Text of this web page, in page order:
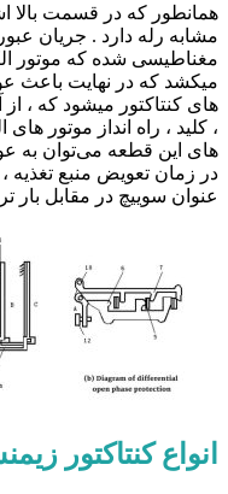
همانطور که در قسمت بالا
مشابه رله دارد . جریان
مغناطیسی شده که موتور
میکشد که در نهایت
های کنتاکتور میشود که ،
، کلید ، راه انداز موتور
های این قطعه می‌توان به
در زمان تعویض منبع تغذیه
عنوان سوییچ در مقابل بار
انواع کنتاکتور